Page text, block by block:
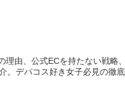
由、公式ECを持たない戦略
デパコス好き女子必見の徹底